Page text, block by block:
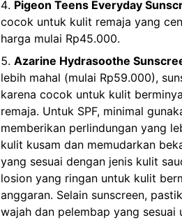
Pigeon Teens Everyday
cocok untuk kulit remaja yang
harga mulai Rp45.000.
Azarine Hydrasoothe
lebih mahal (mulai Rp59.000),
karena cocok untuk kulit
remaja. Untuk SPF, minimal
memberikan perlindungan yang
kulit kusam dan memudarkan
yang sesuai dengan jenis kulit
losion yang ringan untuk kulit
anggaran. Selain sunscreen,
wajah dan pelembap yang